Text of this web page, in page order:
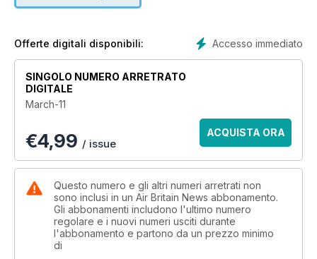
Accesso immediato
Offerte digitali disponibili:
SINGOLO NUMERO ARRETRATO
DIGITALE
March-11
€4,99 / issue
ACQUISTA ORA
Questo numero e gli altri numeri arretrati non
sono inclusi in un Air Britain News abbonamento.
Gli abbonamenti includono l'ultimo numero
regolare e i nuovi numeri usciti durante
l'abbonamento e partono da un prezzo minimo
di